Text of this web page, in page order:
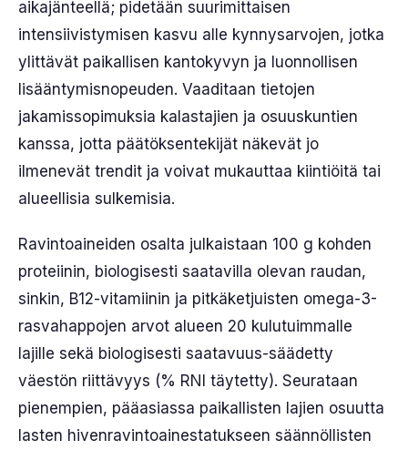
aikajänteellä; pidetään suurimittaisen
intensiivistymisen kasvu alle kynnysarvojen, jotka
ylittävät paikallisen kantokyvyn ja luonnollisen
lisääntymisnopeuden. Vaaditaan tietojen
jakamissopimuksia kalastajien ja osuuskuntien
kanssa, jotta päätöksentekijät näkevät jo
ilmenevät trendit ja voivat mukauttaa kiintiöitä tai
alueellisia sulkemisia.
Ravintoaineiden osalta julkaistaan 100 g kohden
proteiinin, biologisesti saatavilla olevan raudan,
sinkin, B12-vitamiinin ja pitkäketjuisten omega-3-
rasvahappojen arvot alueen 20 kulutuimmalle
lajille sekä biologisesti saatavuus-säädetty
väestön riittävyys (% RNI täytetty). Seurataan
pienempien, pääasiassa paikallisten lajien osuutta
lasten hivenravintoainestatukseen säännöllisten